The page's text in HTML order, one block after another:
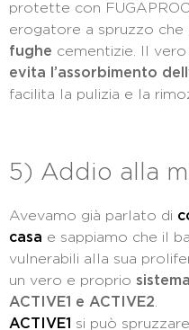
protette con
erogatore a spruzzo
fughe cementizie. Il vero
evita l’assorbimento
facilita la pulizia e la
5) Addio alla
Avevamo già parlato di
casa e sappiamo che il
vulnerabili alla sua
un vero e proprio
ACTIVE1 e ACTIVE2
ACTIVE1 si può